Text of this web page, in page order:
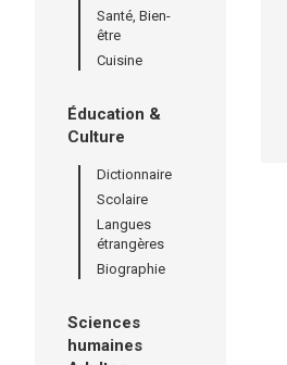
Santé, Bien-
être
Cuisine
Éducation &
Culture
Dictionnaire
Scolaire
Langues
étrangères
Biographie
Sciences
humaines